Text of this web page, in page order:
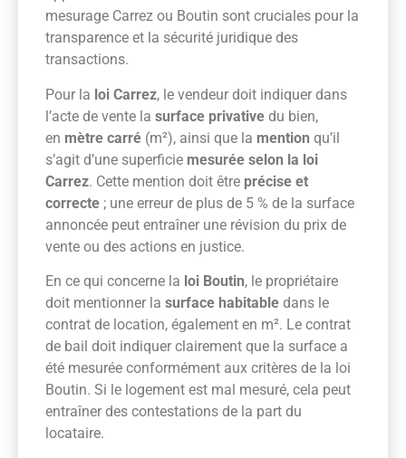
mesurage Carrez ou Boutin sont cruciales pour la
transparence et la sécurité juridique des
transactions.
Pour la loi Carrez, le vendeur doit indiquer dans
l’acte de vente la surface privative du bien,
en mètre carré (m²), ainsi que la mention qu’il
s’agit d’une superficie mesurée selon la loi
Carrez. Cette mention doit être précise et
correcte ; une erreur de plus de 5 % de la surface
annoncée peut entraîner une révision du prix de
vente ou des actions en justice.
En ce qui concerne la loi Boutin, le propriétaire
doit mentionner la surface habitable dans le
contrat de location, également en m². Le contrat
de bail doit indiquer clairement que la surface a
été mesurée conformément aux critères de la loi
Boutin. Si le logement est mal mesuré, cela peut
entraîner des contestations de la part du
locataire.